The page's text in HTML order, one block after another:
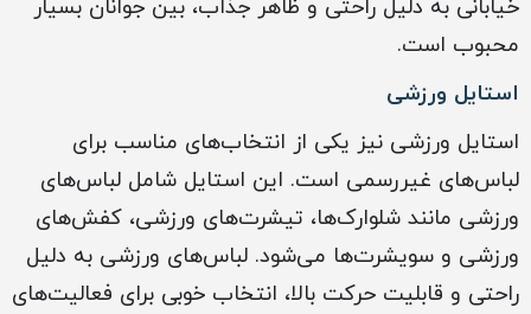
خیابانی به دلیل راحتی و ظاهر جذاب، بین جوانان بسیار
محبوب است.
استایل ورزشی
استایل ورزشی نیز یکی از انتخاب‌های مناسب برای
لباس‌های غیررسمی است. این استایل شامل لباس‌های
ورزشی مانند شلوارک‌ها، تیشرت‌های ورزشی، کفش‌های
ورزشی و سویشرت‌ها می‌شود. لباس‌های ورزشی به دلیل
راحتی و قابلیت حرکت بالا، انتخاب خوبی برای فعالیت‌های